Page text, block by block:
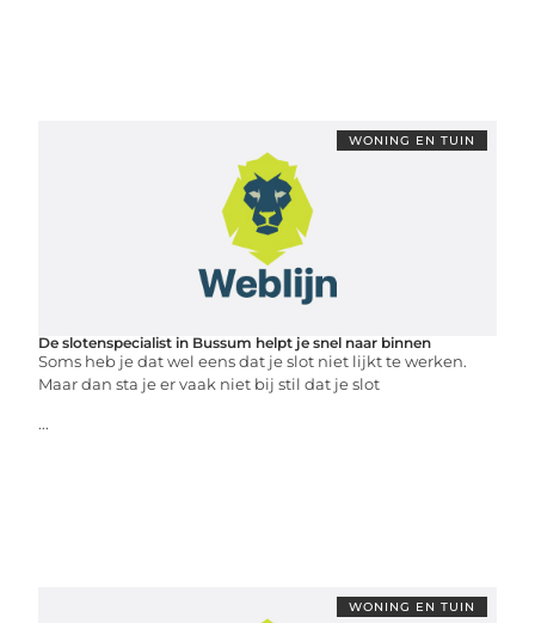
WONING EN TUIN
De slotenspecialist in Bussum helpt je snel naar binnen
Soms heb je dat wel eens dat je slot niet lijkt te werken.
Maar dan sta je er vaak niet bij stil dat je slot
...
WONING EN TUIN